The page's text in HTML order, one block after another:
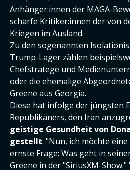
Anhänger:innen der MAGA-
scharfe Kritiker:innen der von
Kriegen im Ausland.
Zu den sogenannten
Trump-Lager zählen
Chefstratege und
oder die ehemalige
Greene aus Georgia.
Diese hat infolge der jüngsten
Republikaners, den Iran
geistige Gesundheit von
gestellt. "Nun, ich möchte
ernste Frage: Was geht in
Greene in der "SiriusXM-Show."